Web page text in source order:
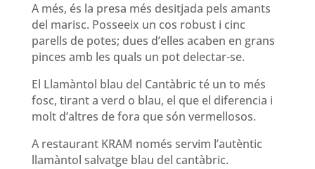
A més, és la presa més desitjada pels amants
del marisc. Posseeix un cos robust i cinc
parells de potes; dues d’elles acaben en grans
pinces amb les quals un pot delectar-se.
El Llamàntol blau del Cantàbric té un to més
fosc, tirant a verd o blau, el que el diferencia i
molt d’altres de fora que són vermellosos.
A restaurant KRAM només servim l’autèntic
llamàntol salvatge blau del cantàbric.